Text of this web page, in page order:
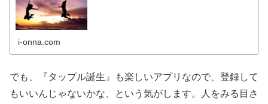
i-onna.com
でも、『タップル誕生』も楽しいアプリなので、登録して
もいいんじゃないかな、という気がします。人をみる目さ